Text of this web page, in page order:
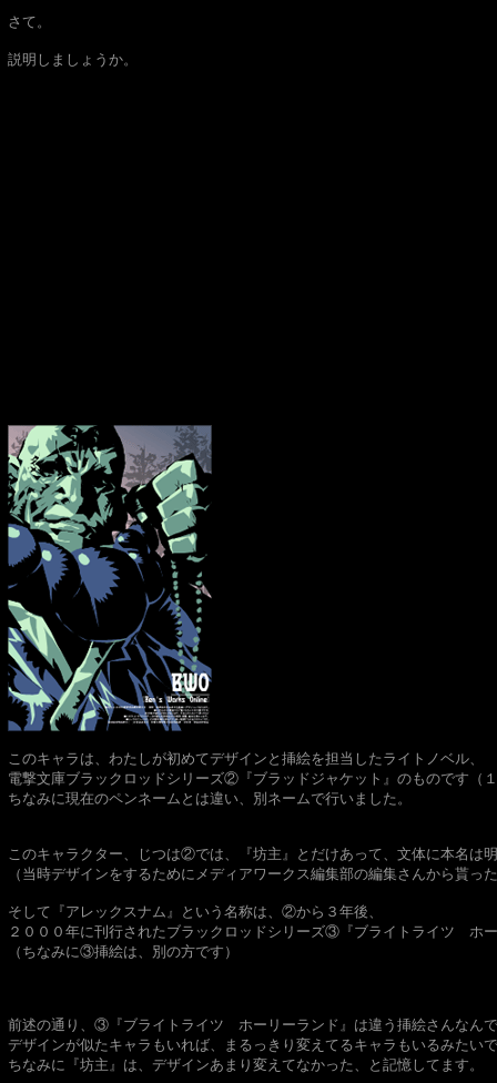
さて。
説明しましょうか。
このキャラは、わたしが初めてデザインと挿絵を担当したライトノベル、
電撃文庫ブラックロッドシリーズ②『ブラッドジャケット』のものです（
ちなみに現在のペンネームとは違い、別ネームで行いました。
このキャラクター、じつは②では、『坊主』とだけあって、文体に本名は
（当時デザインをするためにメディアワークス編集部の編集さんから貰
そして『アレックスナム』という名称は、②から３年後、
２０００年に刊行されたブラックロッドシリーズ③『ブライトライツ ホ
（ちなみに③挿絵は、別の方です）
前述の通り、③『ブライトライツ ホーリーランド』は違う挿絵さんなん
デザインが似たキャラもいれば、まるっきり変えてるキャラもいるみたい
ちなみに『坊主』は、デザインあまり変えてなかった、と記憶してます。